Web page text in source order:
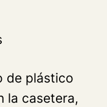
de plástico
la casetera,